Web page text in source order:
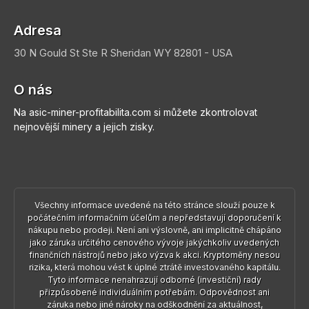
Adresa
30 N Gould St Ste R Sheridan WY 82801 - USA
O nás
Na asic-miner-profitabilita.com si můžete zkontrolovat
nejnovější minery a jejich zisky.
Všechny informace uvedené na této stránce slouží pouze k
počátečním informačním účelům a nepředstavují doporučení k
nákupu nebo prodeji. Není ani výslovně, ani implicitně chápáno
jako záruka určitého cenového vývoje jakýchkoliv uvedených
finančních nástrojů nebo jako výzva k akci. Kryptoměny nesou
rizika, která mohou vést k úplné ztrátě investovaného kapitálu.
Tyto informace nenahrazují odborné (investiční) rady
přizpůsobené individuálním potřebám. Odpovědnost ani
záruka nebo jiné nároky na odškodnění za aktuálnost,